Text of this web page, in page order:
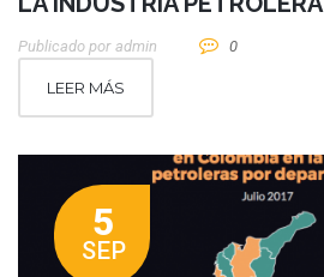
Publicado por Admin 0
LEER MÁS
5
SEP